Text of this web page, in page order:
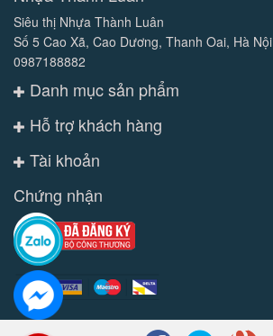
Siêu thị Nhựa Thành Luân
Số 5 Cao Xã, Cao Dương, Thanh Oai, Hà Nội
0987188882
Danh mục sản phẩm
Hỗ trợ khách hàng
Tài khoản
Chứng nhận